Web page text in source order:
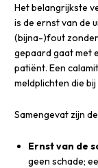
Het belangrijkste
is de ernst van de
(bijna-)fout
gepaard gaat met
patiënt. Een
meldplichten die
Samengevat zijn
Ernst van de
geen schade;